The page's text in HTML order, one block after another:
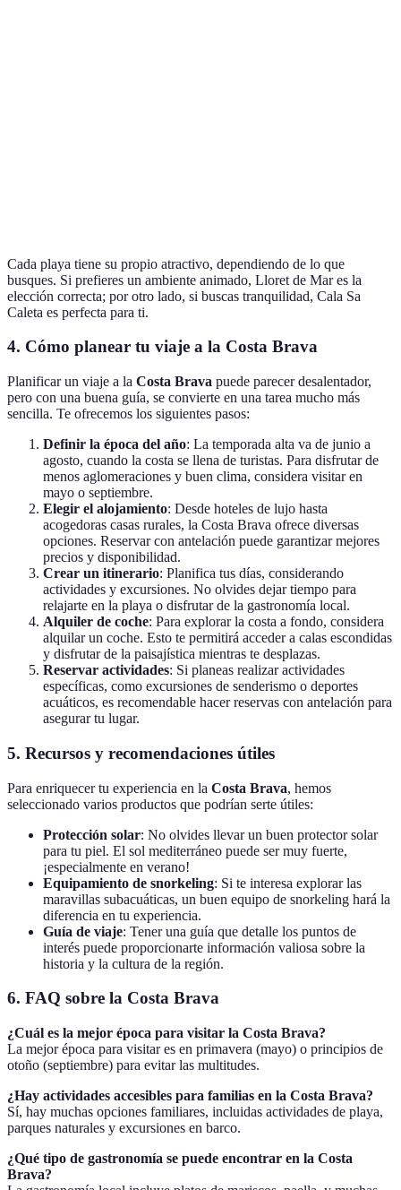
Cada playa tiene su propio atractivo, dependiendo de lo que
busques. Si prefieres un ambiente animado, Lloret de Mar es la
elección correcta; por otro lado, si buscas tranquilidad, Cala Sa
Caleta es perfecta para ti.
4. Cómo planear tu viaje a la Costa Brava
Planificar un viaje a la Costa Brava puede parecer desalentador,
pero con una buena guía, se convierte en una tarea mucho más
sencilla. Te ofrecemos los siguientes pasos:
Definir la época del año: La temporada alta va de junio a
agosto, cuando la costa se llena de turistas. Para disfrutar de
menos aglomeraciones y buen clima, considera visitar en
mayo o septiembre.
Elegir el alojamiento: Desde hoteles de lujo hasta
acogedoras casas rurales, la Costa Brava ofrece diversas
opciones. Reservar con antelación puede garantizar mejores
precios y disponibilidad.
Crear un itinerario: Planifica tus días, considerando
actividades y excursiones. No olvides dejar tiempo para
relajarte en la playa o disfrutar de la gastronomía local.
Alquiler de coche: Para explorar la costa a fondo, considera
alquilar un coche. Esto te permitirá acceder a calas escondidas
y disfrutar de la paisajística mientras te desplazas.
Reservar actividades: Si planeas realizar actividades
específicas, como excursiones de senderismo o deportes
acuáticos, es recomendable hacer reservas con antelación para
asegurar tu lugar.
5. Recursos y recomendaciones útiles
Para enriquecer tu experiencia en la Costa Brava, hemos
seleccionado varios productos que podrían serte útiles:
Protección solar: No olvides llevar un buen protector solar
para tu piel. El sol mediterráneo puede ser muy fuerte,
¡especialmente en verano!
Equipamiento de snorkeling: Si te interesa explorar las
maravillas subacuáticas, un buen equipo de snorkeling hará la
diferencia en tu experiencia.
Guía de viaje: Tener una guía que detalle los puntos de
interés puede proporcionarte información valiosa sobre la
historia y la cultura de la región.
6. FAQ sobre la Costa Brava
¿Cuál es la mejor época para visitar la Costa Brava?
La mejor época para visitar es en primavera (mayo) o principios de
otoño (septiembre) para evitar las multitudes.
¿Hay actividades accesibles para familias en la Costa Brava?
Sí, hay muchas opciones familiares, incluidas actividades de playa,
parques naturales y excursiones en barco.
¿Qué tipo de gastronomía se puede encontrar en la Costa
Brava?